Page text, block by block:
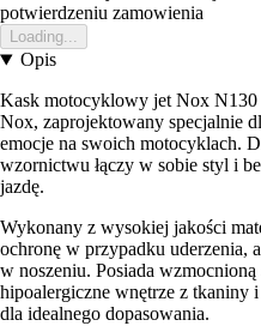
potwierdzeniu zamowienia
Loading...
Opis
Kask motocyklowy jet Nox
Nox, zaprojektowany specjalnie
emocje na swoich motocyklach.
wzornictwu łączy w sobie styl i
jazdę.
Wykonany z wysokiej jakości
ochronę w przypadku uderzenia,
w noszeniu. Posiada
hipoalergiczne wnętrze z tkaniny
dla idealnego dopasowania.